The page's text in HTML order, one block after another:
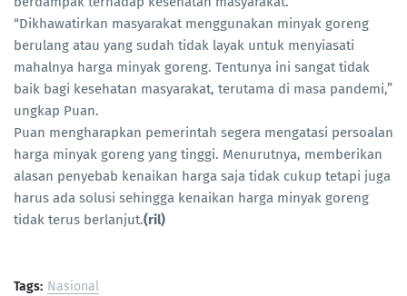
“Dikhawatirkan masyarakat menggunakan minyak goreng
berulang atau yang sudah tidak layak untuk menyiasati
mahalnya harga minyak goreng. Tentunya ini sangat tidak
baik bagi kesehatan masyarakat, terutama di masa pandemi,”
ungkap Puan.
Puan mengharapkan pemerintah segera mengatasi persoalan
harga minyak goreng yang tinggi. Menurutnya, memberikan
alasan penyebab kenaikan harga saja tidak cukup tetapi juga
harus ada solusi sehingga kenaikan harga minyak goreng
tidak terus berlanjut.(ril)
Tags: Nasional